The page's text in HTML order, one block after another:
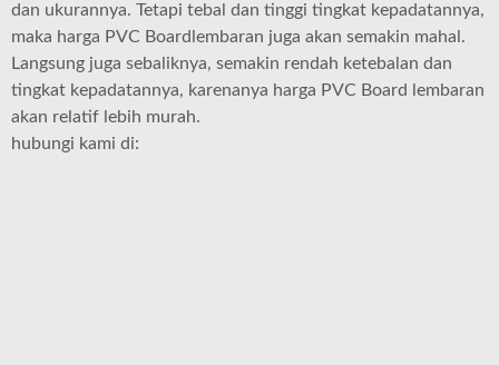
dan ukurannya. Tetapi tebal dan tinggi tingkat kepadatannya,
maka harga PVC Boardlembaran juga akan semakin mahal.
Langsung juga sebaliknya, semakin rendah ketebalan dan
tingkat kepadatannya, karenanya harga PVC Board lembaran
akan relatif lebih murah.
hubungi kami di: